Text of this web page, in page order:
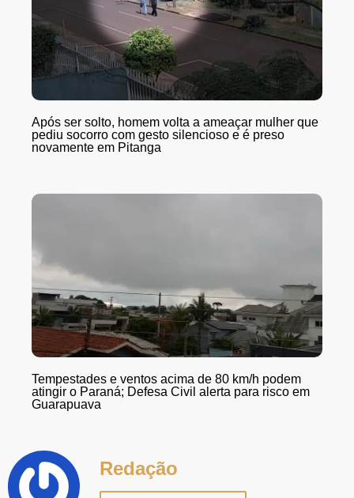
Após ser solto, homem volta a ameaçar mulher que
pediu socorro com gesto silencioso e é preso
novamente em Pitanga
Tempestades e ventos acima de 80 km/h podem
atingir o Paraná; Defesa Civil alerta para risco em
Guarapuava
Redação